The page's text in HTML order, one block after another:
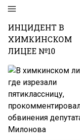
ИНЦИДЕНТ В
ХИМКИНСКОМ
ЛИЦЕЕ №10